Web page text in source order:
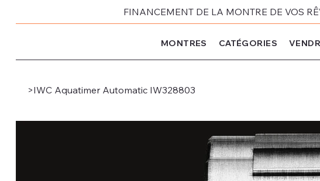
FINANCEMENT DE LA MONTRE DE VOS
MONTRES CATÉGORIES
>IWC Aquatimer Automatic IW328803